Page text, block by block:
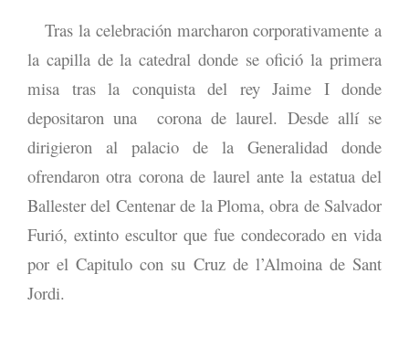
Tras la celebración marcharon corporativamente a
la capilla de la catedral donde se ofició la primera
misa tras la conquista del rey Jaime I donde
depositaron una corona de laurel. Desde allí se
dirigieron al palacio de la Generalidad donde
ofrendaron otra corona de laurel ante la estatua del
Ballester del Centenar de la Ploma, obra de Salvador
Furió, extinto escultor que fue condecorado en vida
por el Capitulo con su Cruz de l’Almoina de Sant
Jordi.